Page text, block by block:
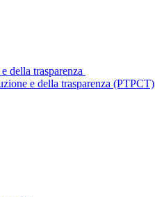
della trasparenza
e della trasparenza (PTPCT)